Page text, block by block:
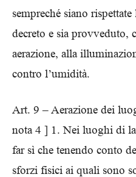
sempreché siano
decreto e sia provveduto,
aerazione, alla
contro l’umidità.
Art. 9 – Aerazione dei
nota 4 ] 1. Nei luoghi di
far sì che tenendo conto
sforzi fisici ai quali sono